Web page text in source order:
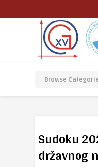
Sudoku
državnog